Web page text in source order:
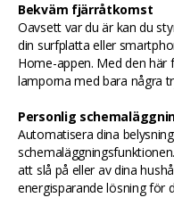
Bekväm fjärråtkomst
Oavsett var du är kan du
din surfplatta eller
Home-appen. Med den här
lamporna med bara några
Personlig
Automatisera dina
att slå på eller av dina
energisparande lösning för